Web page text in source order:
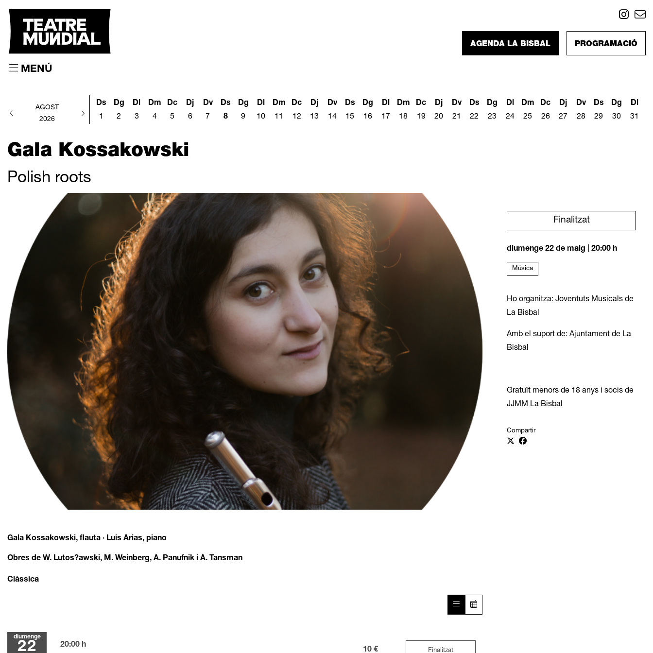
MENÚ
Link
PROGRAMACIÓ
AGENDA LA BISBAL
AGOST
2026
Ds
1
Dg
2
Dl
3
Dm
4
Dc
5
Dj
6
Dv
7
Ds
8
Dg
9
Dl
10
Dm
11
Dc
12
Dj
13
Dv
14
Ds
15
Dg
16
Dl
17
Dm
18
Dc
19
Dj
20
Dv
21
Ds
22
Dg
23
Dl
24
Dm
25
Dc
26
Dj
27
Dv
28
Ds
29
Dg
30
Dl
31
Gala Kossakowski
Polish roots
Finalitzat
diumenge 22 de maig 20:00 h
Música
Ho organitza: Joventuts Musicals de
La Bisbal
Amb el suport de: Ajuntament de La
Bisbal
Gratuït menors de 18 anys i socis de
JJMM La Bisbal
Compartir
Gala Kossakowski, flauta · Luis Arias, piano
Obres de W. Lutos?awski, M. Weinberg, A. Panufnik i A. Tansman
Clàssica
diumenge
22 20:00 h
10 € Finalitzat